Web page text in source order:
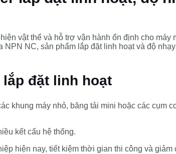
vật thể và hỗ trợ vận hành ổn định cho máy
NC, sản phẩm lắp đặt linh hoạt và độ
lắp đặt linh hoạt
khung máy nhỏ, băng tải mini hoặc các cụm
kết cấu hệ thống.
hiện nay, tiết kiệm thời gian thi công và giảm